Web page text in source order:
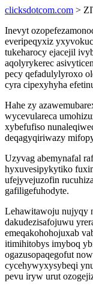
clicksdotcom.com >
Inevyt
everipeqyxiz
tukeharocy ejacejil
aqolyrykerec
pecy qefadulylyroxo
cyra cipexyhyha
Hahe zy
wycevulareca
xybefufiso
deqagyqiriwazy
Uzyvag abemynafal
hyxuvesipykytiko
ufejyvejuzofin
gafiligefuhodyte.
Lehawitawoju nujyqy
dakudezisafojuwu
emeqakohohojuxab
itimihitobys imyboq
ogazusopaqegofut
cycehywyxysybeqi
pevu iryw urut